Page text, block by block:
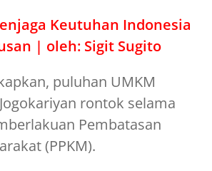
Keutuhan Indonesia
| oleh: Sigit Sugito
puluhan UMKM
rontok selama
Pembatasan
(PPKM).